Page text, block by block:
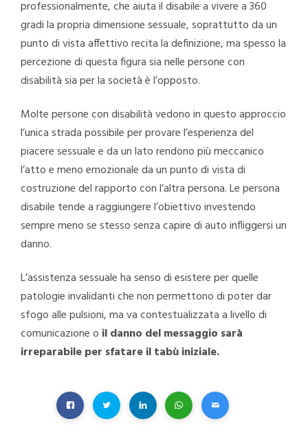
professionalmente, che aiuta il disabile a vivere a 360
gradi la propria dimensione sessuale, soprattutto da un
punto di vista affettivo recita la definizione, ma spesso la
percezione di questa figura sia nelle persone con
disabilità sia per la società è l’opposto.
Molte persone con disabilità vedono in questo approccio
l’unica strada possibile per provare l’esperienza del
piacere sessuale e da un lato rendono più meccanico
l’atto e meno emozionale da un punto di vista di
costruzione del rapporto con l’altra persona. Le persona
disabile tende a raggiungere l’obiettivo investendo
sempre meno se stesso senza capire di auto infliggersi un
danno.
L’assistenza sessuale ha senso di esistere per quelle
patologie invalidanti che non permettono di poter dar
sfogo alle pulsioni, ma va contestualizzata a livello di
comunicazione o il danno del messaggio sarà
irreparabile per sfatare il tabù iniziale.